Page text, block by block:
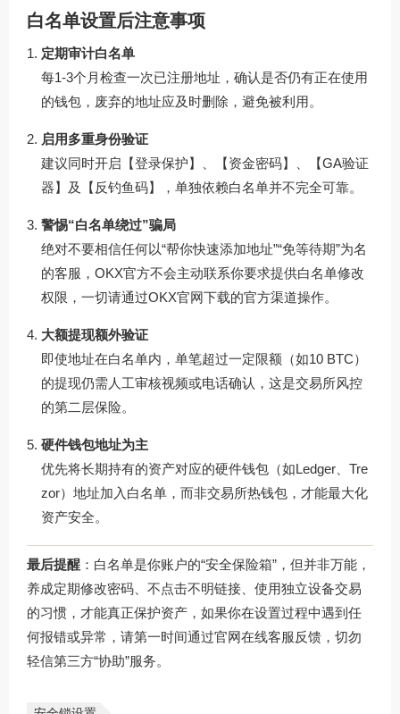
白名单设置后注意事项
定期审计白名单
每1-3个月检查一次已注册地址，确认是否仍有正在使用
的钱包，废弃的地址应及时删除，避免被利用。
启用多重身份验证
建议同时开启【登录保护】、【资金密码】、【GA验证
器】及【反钓鱼码】，单独依赖白名单并不完全可靠。
警惕“白名单绕过”骗局
绝对不要相信任何以“帮你快速添加地址”“免等待期”为名
的客服，OKX官方不会主动联系你要求提供白名单修改
权限，一切请通过OKX官网下载的官方渠道操作。
大额提现额外验证
即使地址在白名单内，单笔超过一定限额（如10 BTC）
的提现仍需人工审核视频或电话确认，这是交易所风控
的第二层保险。
硬件钱包地址为主
优先将长期持有的资产对应的硬件钱包（如Ledger、Tre
zor）地址加入白名单，而非交易所热钱包，才能最大化
资产安全。
最后提醒 ：白名单是你账户的“安全保险箱”，但并非万能，
养成定期修改密码、不点击不明链接、使用独立设备交易
的习惯，才能真正保护资产，如果你在设置过程中遇到任
何报错或异常，请第一时间通过官网在线客服反馈，切勿
轻信第三方“协助”服务。